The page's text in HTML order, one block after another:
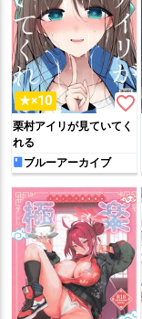
★×10 favorite_border
栗村アイリが見ていてく
れる
ブルーアーカイブ